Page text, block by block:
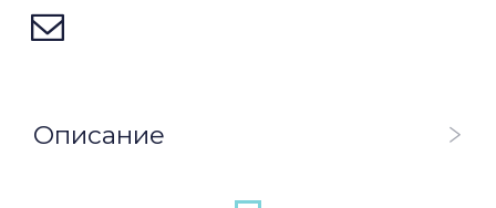
Описание